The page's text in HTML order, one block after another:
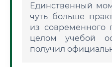
Единственный
чуть больше
из современного
целом учебой
получил